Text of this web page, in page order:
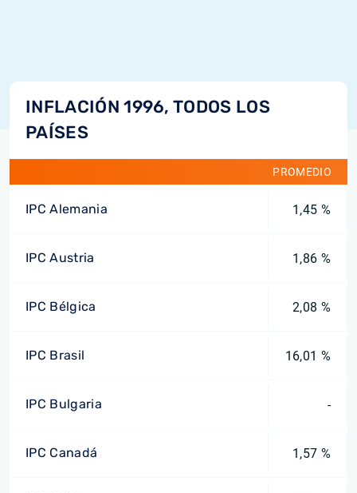
INFLACIÓN 1996, TODOS LOS
PAÍSES
PROMEDIO
IPC Alemania 1,45 %
IPC Austria 1,86 %
IPC Bélgica 2,08 %
IPC Brasil 16,01 %
IPC Bulgaria -
IPC Canadá 1,57 %